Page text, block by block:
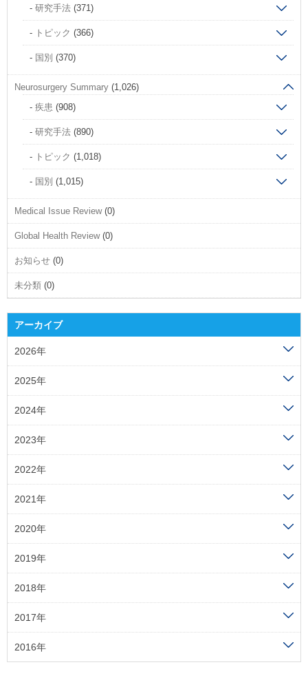
研究手法 (371)
トピック (366)
国別 (370)
Neurosurgery Summary (1,026)
疾患 (908)
研究手法 (890)
トピック (1,018)
国別 (1,015)
Medical Issue Review(0)
Global Health Review(0)
お知らせ (0)
未分類 (0)
アーカイブ
2026年
2025年
2024年
2023年
2022年
2021年
2020年
2019年
2018年
2017年
2016年